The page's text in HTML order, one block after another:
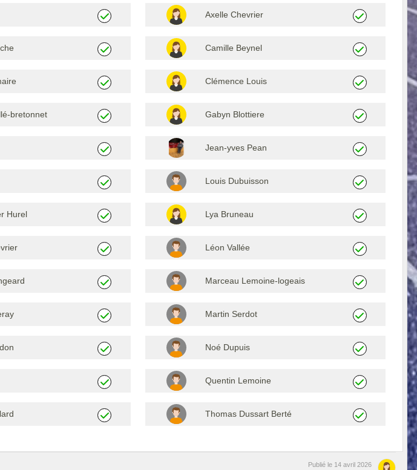
Axelle Chevrier
Camille Beynel
Clémence Louis
bretonnet Gabyn Blottiere
Jean-yves Pean
Louis Dubuisson
Hurel Lya Bruneau
Léon Vallée
Marceau Lemoine-logeais
Martin Serdot
Noé Dupuis
Quentin Lemoine
Thomas Dussart Berté
Publié le 14 avril 2026